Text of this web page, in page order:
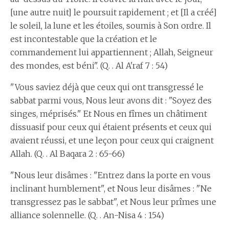
[une autre nuit] le poursuit rapidement ; et [Il a créé]
le soleil, la lune et les étoiles, soumis à Son ordre. Il
est incontestable que la création et le
commandement lui appartiennent ; Allah, Seigneur
des mondes, est béni". (Q. . Al A'raf 7 : 54)
"Vous saviez déjà que ceux qui ont transgressé le
sabbat parmi vous, Nous leur avons dit : "Soyez des
singes, méprisés." Et Nous en fîmes un châtiment
dissuasif pour ceux qui étaient présents et ceux qui
avaient réussi, et une leçon pour ceux qui craignent
Allah. (Q. . Al Baqara 2 : 65-66)
"Nous leur disâmes : "Entrez dans la porte en vous
inclinant humblement", et Nous leur disâmes : "Ne
transgressez pas le sabbat", et Nous leur prîmes une
alliance solennelle. (Q. . An-Nisa 4 : 154)